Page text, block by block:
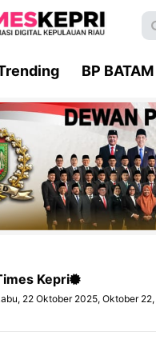
BP BATAM
Kepri
22 Oktober 2025, Oktober